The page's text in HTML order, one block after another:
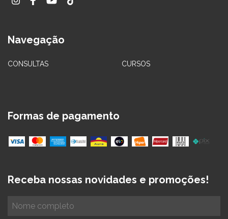
Navegação
CONSULTAS CURSOS
Formas de pagamento
Receba nossas novidades e promoções!